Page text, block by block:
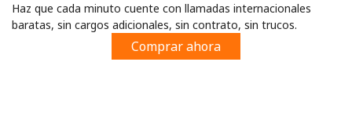
o
Haz que cada minuto cuente con llamadas internacionales
baratas, sin cargos adicionales, sin contrato, sin trucos.
Comprar ahora